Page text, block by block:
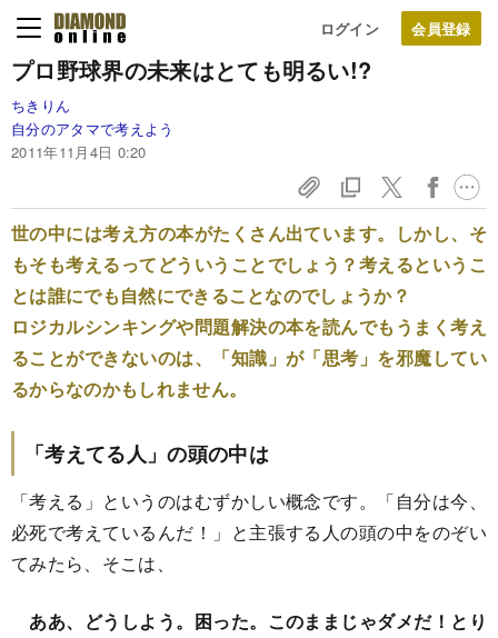
ログイン
プロ野球界の未来はとても明るい!?
ちきりん
自分のアタマで考えよう
2011年11月4日 0:20
世の中には考え方の本がたくさん出ています。しかし、そ
もそも考えるってどういうことでしょう？考えるというこ
とは誰にでも自然にできることなのでしょうか？
ロジカルシンキングや問題解決の本を読んでもうまく考え
ることができないのは、「知識」が「思考」を邪魔してい
るからなのかもしれません。
「考えてる人」の頭の中は
「考える」というのはむずかしい概念です。「自分は今、
必死で考えているんだ！」と主張する人の頭の中をのぞい
てみたら、そこは、
ああ、どうしよう。困った。このままじゃダメだ！とり